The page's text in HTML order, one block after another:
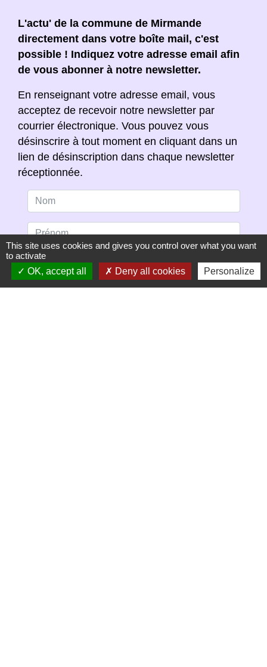
L'actu' de la commune de Mirmande
directement dans votre boîte mail, c'est
possible ! Indiquez votre adresse email afin
de vous abonner à notre newsletter.
En renseignant votre adresse email, vous
acceptez de recevoir notre newsletter par
courrier électronique. Vous pouvez vous
désinscrire à tout moment en cliquant dans un
lien de désinscription dans chaque newsletter
réceptionnée.
This site uses cookies and gives you control over what you want
to activate
OK, accept all
Deny all cookies Personalize